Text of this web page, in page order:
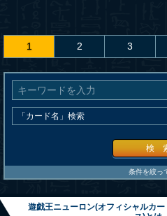
1 2 3
検
条件を絞っ
遊戯王ニューロン(オフィシャルカ